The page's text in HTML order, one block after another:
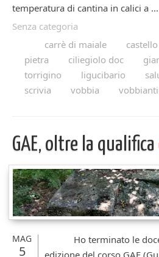
temperatura di cantina in calici a ...
Senza categoria
carrè di maiale
pietra
ciliegiolo doc
torrigino
ligucibario
scrivia
vobbia
GAE, oltre la qualifica
MAG
5
Ho terminato le
edizione del corso GAE